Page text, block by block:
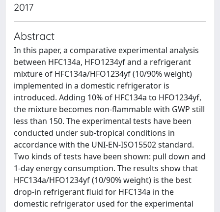
2017
Abstract
In this paper, a comparative experimental analysis
between HFC134a, HFO1234yf and a refrigerant
mixture of HFC134a/HFO1234yf (10/90% weight)
implemented in a domestic refrigerator is
introduced. Adding 10% of HFC134a to HFO1234yf,
the mixture becomes non-flammable with GWP still
less than 150. The experimental tests have been
conducted under sub-tropical conditions in
accordance with the UNI-EN-ISO15502 standard.
Two kinds of tests have been shown: pull down and
1-day energy consumption. The results show that
HFC134a/HFO1234yf (10/90% weight) is the best
drop-in refrigerant fluid for HFC134a in the
domestic refrigerator used for the experimental